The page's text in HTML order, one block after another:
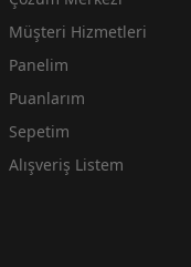
Müşteri Hizmetleri
Panelim
Puanlarım
Sepetim
Alışveriş Listem